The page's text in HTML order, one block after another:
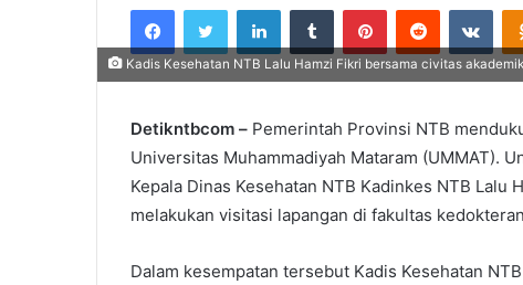
FacebookTwitter LinkedIn Tumblr PinterestReddit
Kadis Kesehatan NTB Lalu Hamzi Fikri bersama civitas
Detikntbcom – Pemerintah Provinsi NTB
Universitas Muhammadiyah Mataram (UMMAT).
Kepala Dinas Kesehatan NTB Kadinkes NTB Lalu
melakukan visitasi lapangan di fakultas
Dalam kesempatan tersebut Kadis Kesehatan